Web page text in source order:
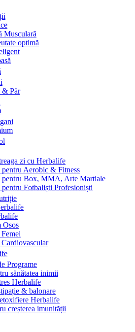
Musculară
optimă
& Păr
zi cu Herbalife
Aerobic & Fitness
pentru Box, MMA, Arte Martiale
Fotbaliști Profesioniști
Osos
Programe
sănătatea inimii
Herbalife
& balonare
Herbalife
creșterea imunității